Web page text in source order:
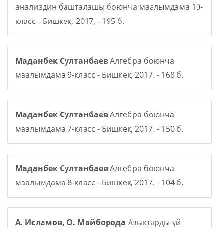
анализдин башталашы боюнча маалымдама 10-
класс - Бишкек, 2017, - 195 б.
Маданбек СултанбаевАлгебра боюнча
маалымдама 9-класс - Бишкек, 2017, - 168 б.
Маданбек СултанбаевАлгебра боюнча
маалымдама 7-класс - Бишкек, 2017, - 150 б.
Маданбек СултанбаевАлгебра боюнча
маалымдама 8-класс - Бишкек, 2017, - 104 б.
А. Исламов, О. Майборода Азыктарды үй